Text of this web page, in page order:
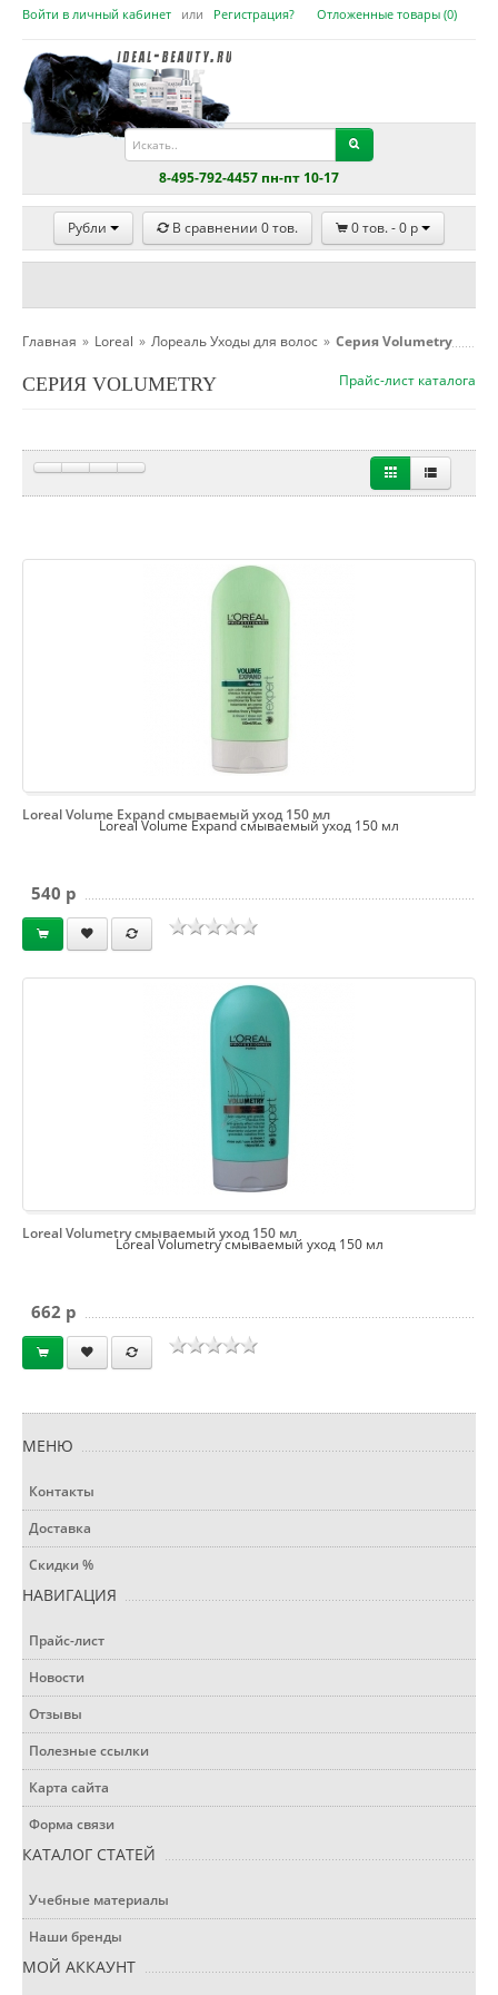
Войти в личный кабинет или Регистрация? Отложенные товары (0)
8-495-792-4457 пн-пт 10-17
Рубли В сравнении 0тов. 0тов. -0 p
Главная » Loreal » Лореаль Уходы для волос » Серия Volumetry
Прайс-лист каталога
СЕРИЯ VOLUMETRY
Loreal Volume Expand смываемый уход 150 мл
Loreal Volume Expand смываемый уход 150 мл
540 p
Loreal Volumetry смываемый уход 150 мл
Loreal Volumetry смываемый уход 150 мл
662 p
МЕНЮ
Контакты
Доставка
Скидки %
НАВИГАЦИЯ
Прайс-лист
Новости
Отзывы
Полезные ссылки
Карта сайта
Форма связи
КАТАЛОГ СТАТЕЙ
Учебные материалы
Наши бренды
МОЙ АККАУНТ